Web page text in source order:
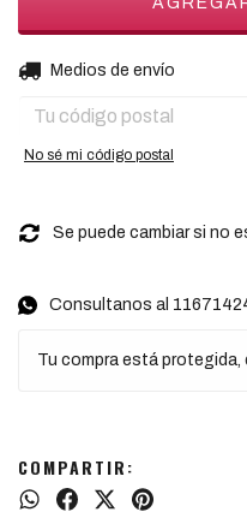
Entregas para el CP:
Medios de envío
No sé mi código postal
Se puede cambiar si no
Consultanos al
Tu compra está
COMPARTIR: